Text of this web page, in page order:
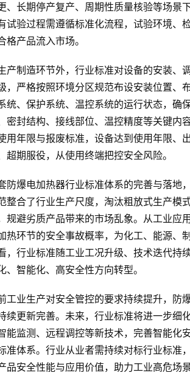
、长期停产复产、周期性质量核验等场景
试验过程需遵循标准化流程，试验环境、
格产品流入市场。
产制造环节外，行业标准对设备的安装、
，严格按照环境分区规范布设安装位置、
统、保护系统、温控系统的运行状态，确
密封结构、接线部位、温控精度等关键内
用年限与报废标准，设备达到使用年限、
超期服役，从使用终端把控安全风险。
防爆电加热器行业标准体系的完善与落地
整合了行业生产尺度，淘汰粗放式生产模
规避劣质产品带来的市场乱象。从工业应
热环节的安全事故概率，为化工、能源、
，行业标准随工业工况升级、技术迭代持
、智能化、高安全性方向转型。
工业生产对安全管控的要求持续提升，防
续更新完善。未来，行业标准将进一步细
能监测、远程调控等新技术，完善智能化
准体系。行业从业者需持续对标行业标准
品安全性能与应用价值，助力工业高危场